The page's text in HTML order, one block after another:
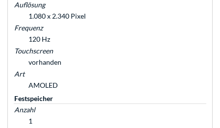
Auflösung
1.080 x 2.340 Pixel
Frequenz
120 Hz
Touchscreen
vorhanden
Art
AMOLED
Festspeicher
Anzahl
1